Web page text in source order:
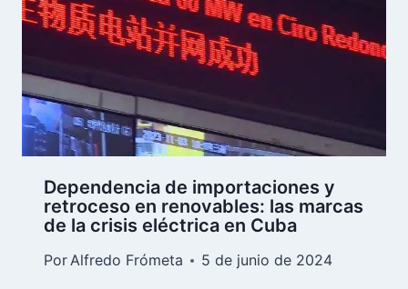
Dependencia de importaciones y
retroceso en renovables: las marcas
de la crisis eléctrica en Cuba
PorAlfredo Frómeta 5 de junio de 2024